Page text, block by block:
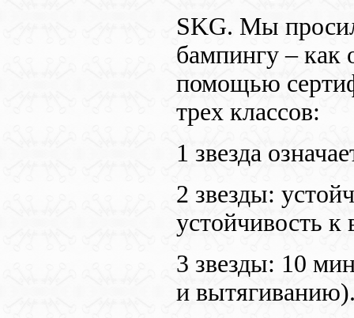
SKG. Мы
бампингу – как
помощью
трех классов:
1 звезда
2 звезды:
устойчивость
3 звезды: 10
и